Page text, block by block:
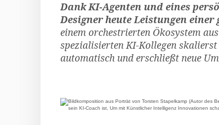
Dank KI-Agenten und eines
Designer heute Leistungen
einem orchestrierten Ökosystem
spezialisierten KI-Kollegen
automatisch und erschließt neue